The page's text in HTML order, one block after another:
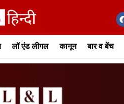
लॉ एंड लीगल कानून बार व बेंच